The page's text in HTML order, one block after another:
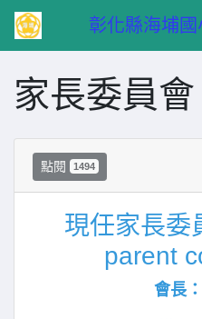
彰化縣海埔國
家長委員會
點閱 1494
現任家長
parent
會長